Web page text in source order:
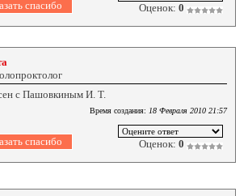
Оценок: 0
с Пашовкиным И. Т.
Время создания: 18 Февраля 2010 21:57
Оценок: 0